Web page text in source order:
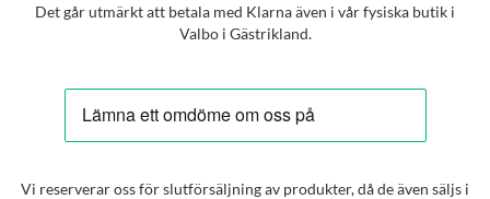
Det går utmärkt att betala med Klarna även i vår fysiska butik i
Valbo i Gästrikland.
Vi reserverar oss för slutförsäljning av produkter, då de även säljs i